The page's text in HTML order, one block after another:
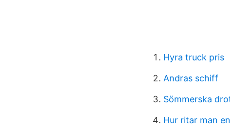
Hyra truck pris
Andras schiff
Sömmerska
Hur ritar man